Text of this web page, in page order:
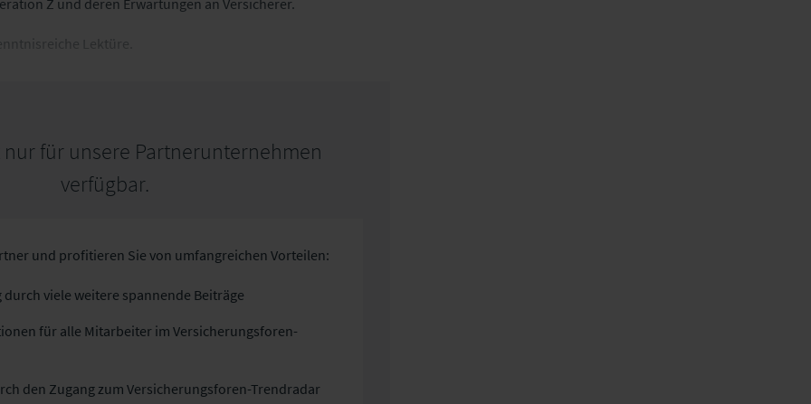
Lektüre.
für unsere Partnerunternehmen
verfügbar.
und profitieren Sie von umfangreichen Vorteilen:
viele weitere spannende Beiträge
für alle Mitarbeiter im Versicherungsforen-
den Zugang zum Versicherungsforen-Trendradar